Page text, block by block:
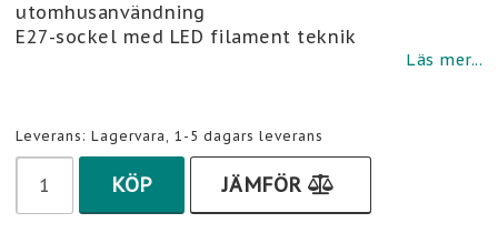
utomhusanvändning
E27-sockel med LED filament teknik
Läs mer...
Leverans: Lagervara, 1-5 dagars leverans
KÖP JÄMFÖR